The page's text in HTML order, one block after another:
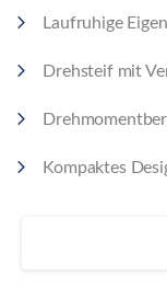
Laufruhige
Drehsteif mit
Kompaktes